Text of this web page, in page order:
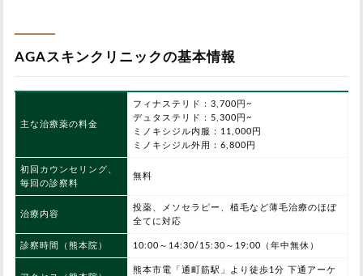
AGAスキンクリニックの基本情報
主な治療薬の料金
フィナステリド：3,700円~
デュタステリド：5,300円~
ミノキシジル内服：11,000円
ミノキシジル外用：6,800円
初回カウンセリング、
毎回の診察料
無料
治療内容
投薬、メソセラピー、植毛など薄毛治療のほぼ
全てに対応
診察時間（熊本院） 10:00～14:30/15:30～19:00（年中無休）
熊本市電「通町筋駅」より徒歩1分 下通アーケ